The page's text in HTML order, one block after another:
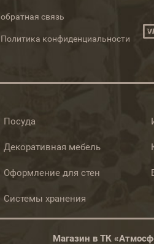
обратная связь
Политика конфиденциальности
Посуда
Декоративная мебель
Оформление для стен
Системы хранения
Магазин в ТК